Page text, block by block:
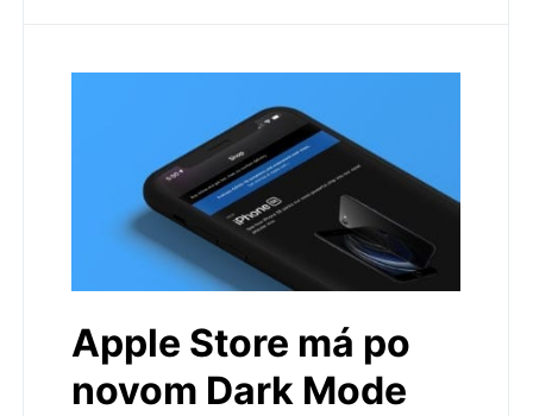
Apple Store má po
novom Dark Mode